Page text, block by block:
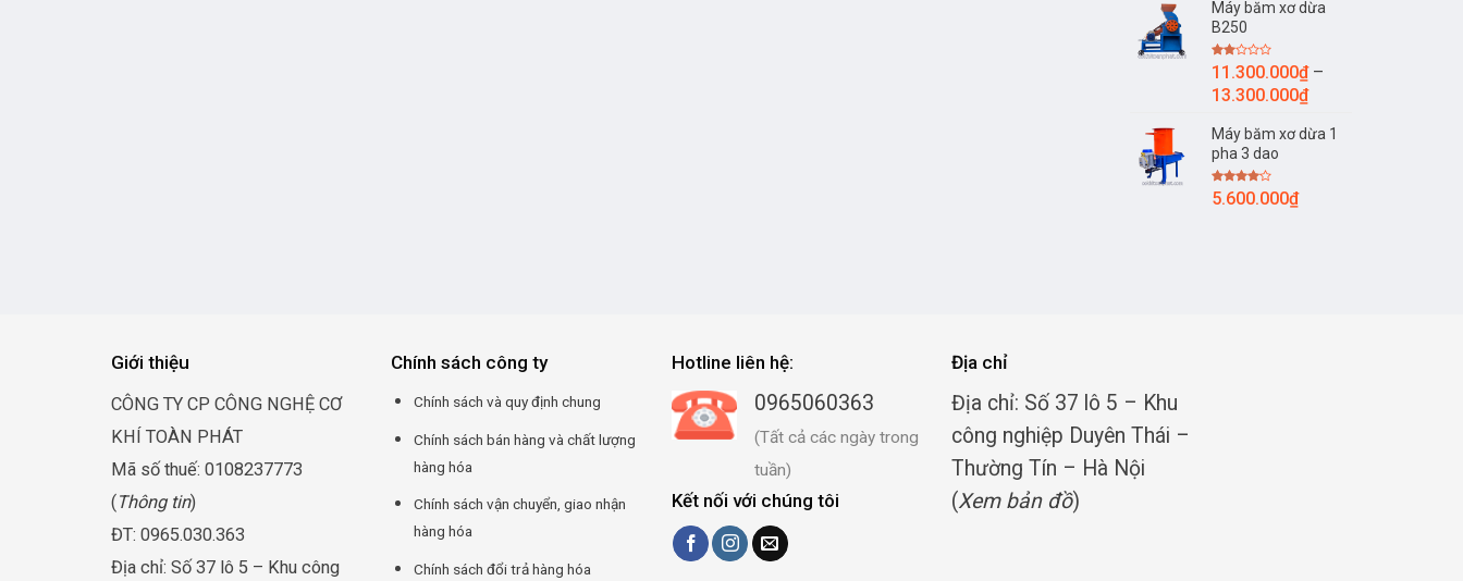
từ
15.900.000₫
Máy băm xơ dừa
B250
Được
xếp
hạng
2.00
sao
11.300.000₫ –
13.300.000₫Khoảng
từ
Máy băm xơ dừa 1
pha 3 dao
Được
xếp
5.600.000₫
Giới thiệu
CÔNG TY CP CÔNG NGHỆ CƠ
KHÍ TOÀN PHÁT
Mã số thuế: 0108237773
(Thông tin)
ĐT: 0965.030.363
Địa chỉ: Số 37 lô 5 – Khu công
Chính sách công ty
Chính sách và quy định chung
Chính sách bán hàng và chất lượng
hàng hóa
Chính sách vận chuyển, giao nhận
hàng hóa
Chính sách đổi trả hàng hóa
Hotline liên hệ:
0965060363
(Tất cả các ngày trong
tuần)
Kết nối với chúng tôi
Địa chỉ
Địa chỉ: Số 37 lô 5 – Khu
công nghiệp Duyên Thái –
Thường Tín – Hà Nội
(Xem bản đồ)